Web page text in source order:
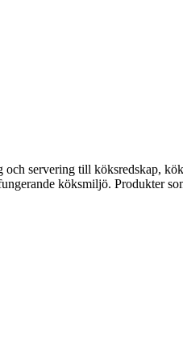
servering till köksredskap,
köksmiljö. Produkter